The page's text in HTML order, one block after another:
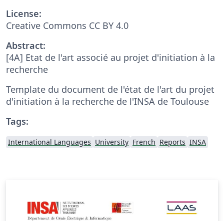
License:
Creative Commons CC BY 4.0
Abstract:
[4A] Etat de l'art associé au projet d'initiation à la
recherche
Template du document de l'état de l'art du projet
d'initiation à la recherche de l'INSA de Toulouse
Tags:
International Languages University French Reports INSA